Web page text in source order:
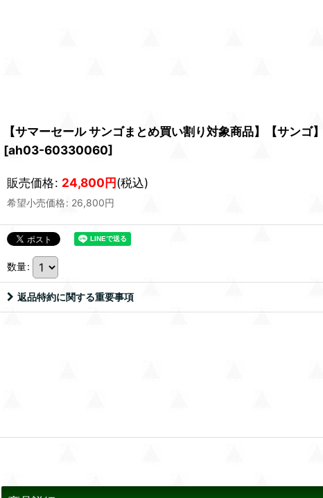
【サマーセール サンゴまとめ買い割り対象商品】【サン
[ah03-60330060]
販売価格: 24,800円(税込)
希望小売価格: 26,800円
数量:
返品特約に関する重要事項